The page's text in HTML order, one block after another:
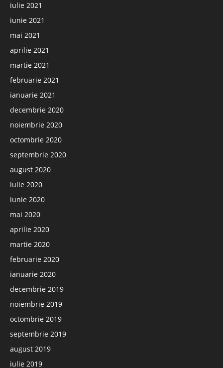
iulie 2021
iunie 2021
mai 2021
aprilie 2021
martie 2021
februarie 2021
ianuarie 2021
decembrie 2020
noiembrie 2020
octombrie 2020
septembrie 2020
august 2020
iulie 2020
iunie 2020
mai 2020
aprilie 2020
martie 2020
februarie 2020
ianuarie 2020
decembrie 2019
noiembrie 2019
octombrie 2019
septembrie 2019
august 2019
iulie 2019